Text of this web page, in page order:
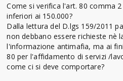
Come si verifica l'art. 80 comma
inferiori ai 150.000?
Dalla lettura del D.lgs 159/2011
non debbano essere richieste nè
l'informazione antimafia, ma ai
80 per l'affidamento di servizi /
come ci si deve comportare?